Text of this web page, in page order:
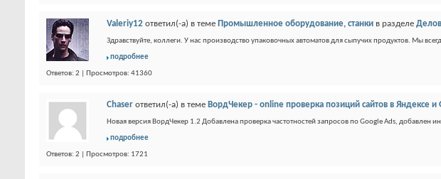
Valeriy12 ответил(-а) в теме Промышленное оборудование, станки в разделе
Здравствуйте, коллеги. У нас производство упаковочных автоматов для сыпучих продуктов. Мы
подробнее
Ответов: 2 | Просмотров: 41360
Chaser ответил(-а) в теме ВордЧекер - online проверка позиций сайтов в Яндексе и
Новая версия ВордЧекер 1.2 Добавлена проверка частотностей запросов по Google Ads, добавлен
подробнее
Ответов: 2 | Просмотров: 1721